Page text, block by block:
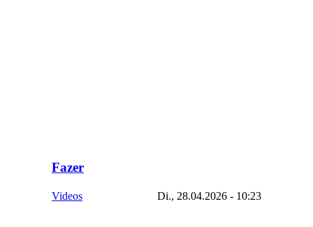
Fazer
Videos Di., 28.04.2026 - 10:23